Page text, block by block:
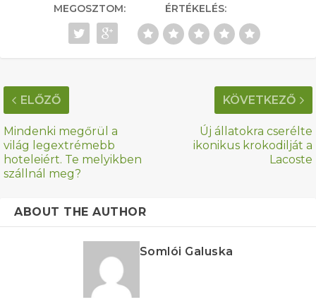
MEGOSZTOM: ÉRTÉKELÉS:
ELŐZŐ
Mindenki megőrül a
világ legextrémebb
hoteleiért. Te melyikben
szállnál meg?
KÖVETKEZŐ
Új állatokra cserélte
ikonikus krokodilját a
Lacoste
ABOUT THE AUTHOR
Somlói Galuska